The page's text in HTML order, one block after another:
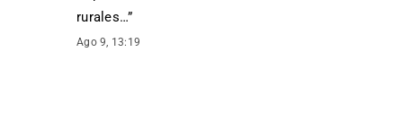
rurales…”
Ago 9, 13:19